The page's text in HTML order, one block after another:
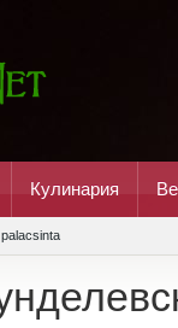
Кулинария